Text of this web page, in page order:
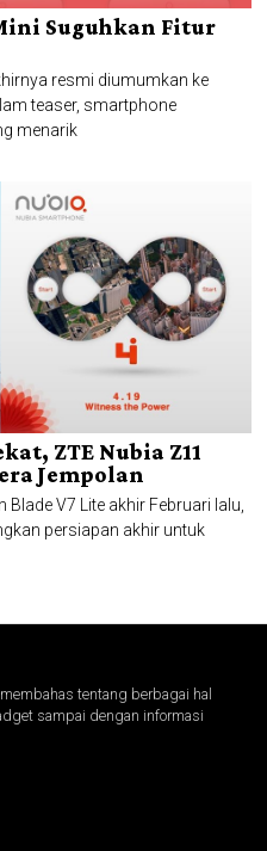
Suguhkan Fitur
resmi diumumkan ke
teaser, smartphone
menarik
ZTE Nubia Z11
Jempolan
V7 Lite akhir Februari lalu,
persiapan akhir untuk
tentang berbagai hal
sampai dengan informasi